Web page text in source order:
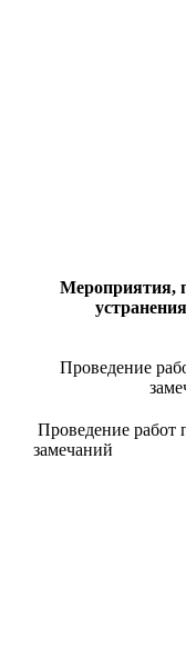
Мероприятия,
Проведение
Проведение работ
замечаний